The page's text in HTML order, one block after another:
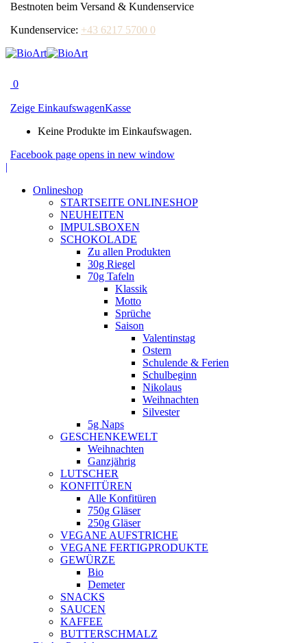
Bestnoten beim Versand & Kundenservice
Kundenservice: +43 6217 5700 0
0
Zeige EinkaufswagenKasse
Keine Produkte im Einkaufswagen.
Facebook page opens in new window
|
Onlineshop
STARTSEITE ONLINESHOP
NEUHEITEN
IMPULSBOXEN
SCHOKOLADE
Zu allen Produkten
30g Riegel
70g Tafeln
Klassik
Motto
Sprüche
Saison
Valentinstag
Ostern
Schulende & Ferien
Schulbeginn
Nikolaus
Weihnachten
Silvester
5g Naps
GESCHENKEWELT
Weihnachten
Ganzjährig
LUTSCHER
KONFITÜREN
Alle Konfitüren
750g Gläser
250g Gläser
VEGANE AUFSTRICHE
VEGANE FERTIGPRODUKTE
GEWÜRZE
Bio
Demeter
SNACKS
SAUCEN
KAFFEE
BUTTERSCHMALZ